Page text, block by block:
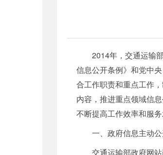
2014年，交通运输部
信息公开条例》和党中
合工作职责和重点工作
内容，推进重点领域信
不断提高工作效率和服
一、政府信息主动公
交通运输部政府网站